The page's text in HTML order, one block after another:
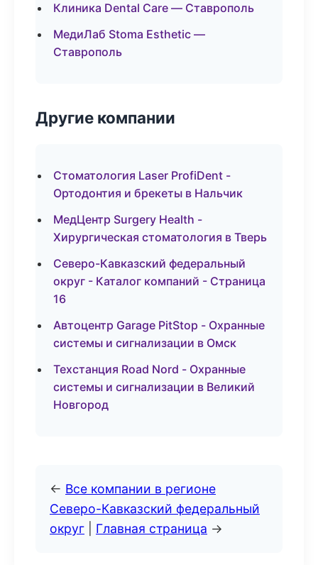
Клиника Dental Care — Ставрополь
МедиЛаб Stoma Esthetic —
Ставрополь
Другие компании
Стоматология Laser ProfiDent -
Ортодонтия и брекеты в Нальчик
МедЦентр Surgery Health -
Хирургическая стоматология в Тверь
Северо-Кавказский федеральный
округ - Каталог компаний - Страница
16
Автоцентр Garage PitStop - Охранные
системы и сигнализации в Омск
Техстанция Road Nord - Охранные
системы и сигнализации в Великий
Новгород
← Все компании в регионе
Северо-Кавказский федеральный
округ
Главная страница →